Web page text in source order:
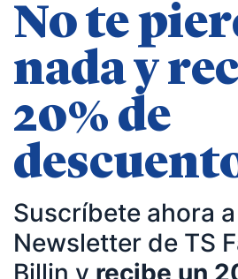
No te
nada y
20% de
Suscríbete ahora
Newsletter de TS
Billin y recibe un